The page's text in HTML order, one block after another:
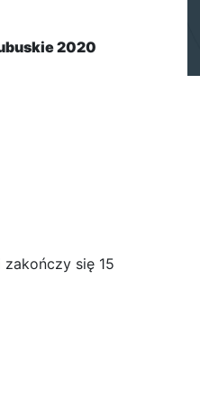
2020
się 15